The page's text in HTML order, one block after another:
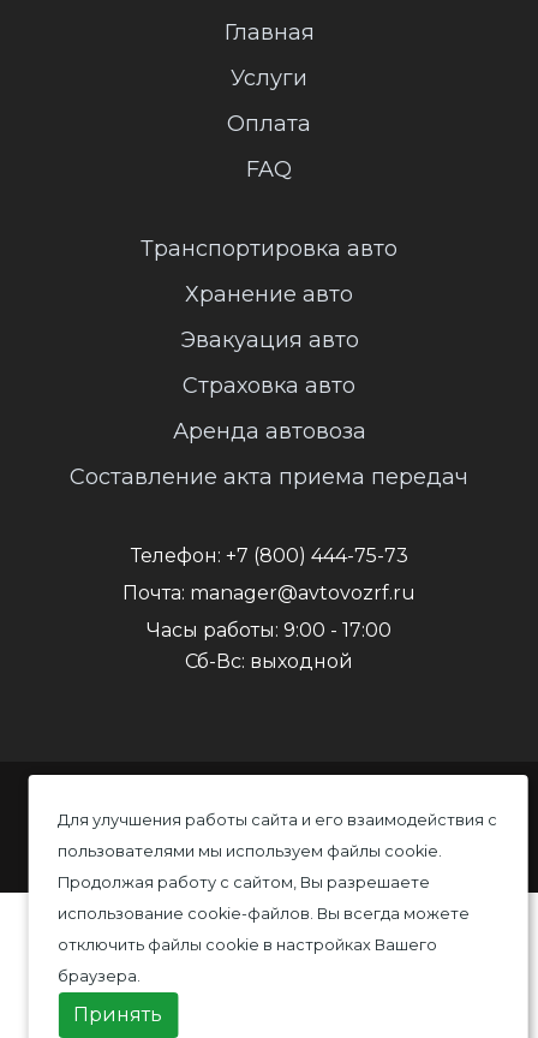
Для улучшения работы сайта и его взаимодействия с
пользователями мы используем файлы cookie.
Продолжая работу с сайтом, Вы разрешаете
использование cookie-файлов. Вы всегда можете
отключить файлы cookie в настройках Вашего
браузера.
Принять
Главная
Услуги
Оплата
FAQ
Транспортировка авто
Хранение авто
Эвакуация авто
Страховка авто
Аренда автовоза
Составление акта приема передач
Телефон: +7 (800) 444-75-73
Почта: manager@avtovozrf.ru
Часы работы: 9:00 - 17:00
Сб-Вс: выходной
Политика конфиденциальности